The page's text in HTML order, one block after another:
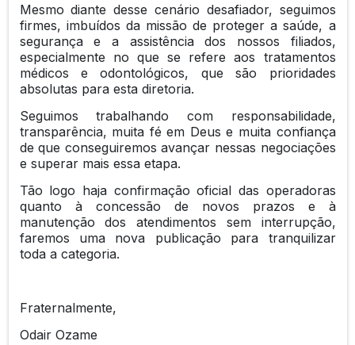
Mesmo diante desse cenário desafiador, seguimos
firmes, imbuídos da missão de proteger a saúde, a
segurança e a assistência dos nossos filiados,
especialmente no que se refere aos tratamentos
médicos e odontológicos, que são prioridades
absolutas para esta diretoria.
Seguimos trabalhando com responsabilidade,
transparência, muita fé em Deus e muita confiança
de que conseguiremos avançar nessas negociações
e superar mais essa etapa.
Tão logo haja confirmação oficial das operadoras
quanto à concessão de novos prazos e à
manutenção dos atendimentos sem interrupção,
faremos uma nova publicação para tranquilizar
toda a categoria.
Fraternalmente,
Odair Ozame